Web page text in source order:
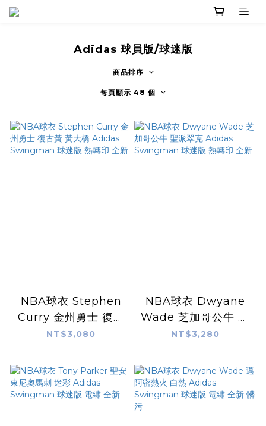
Adidas 球員版/球迷版
商品排序
每頁顯示 48 個
NBA球衣 Stephen
Curry 金州勇士 復古
黃 黃大橋 Adidas
熱轉印 全新
NT$3,080
NBA球衣 Dwyane
Wade 芝加哥公牛 聖
派翠克 Adidas
熱轉印 全新
NT$3,280